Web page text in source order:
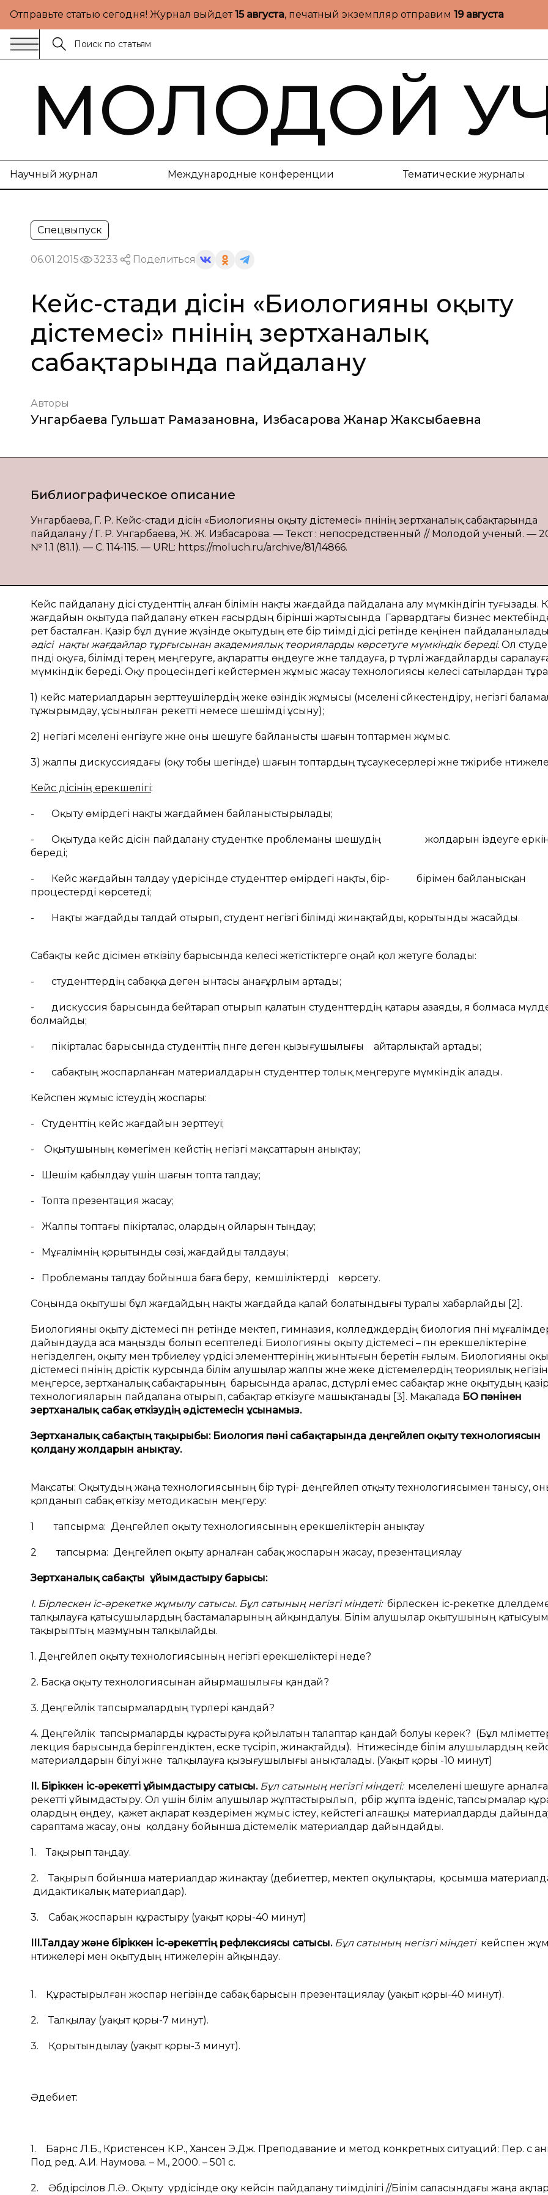
Отправьте статью сегодня! Журнал выйдет15 августа, печатный экземпляр отправим 19 августа
МОЛОДОЙ
Научный журнал Международные конференции Тематические журналы
Спецвыпуск
06.01.2015 3233 Поделиться
Кейс-стади әдісін «Биологияны оқыту
әдістемесі» пәнінің зертханалық
сабақтарында пайдалану
Авторы
Унгарбаева Гульшат Рамазановна, Избасарова Жанар Жаксыбаевна
Библиографическое описание
Унгарбаева, Г. Р. Кейс-стади әдісін «Биологияны оқыту әдістемесі» пәнінің зертханалық сабақтарында
пайдалану / Г. Р. Унгарбаева, Ж. Ж. Избасарова. — Текст : непосредственный // Молодой ученый. —
№ 1.1 (81.1). — С. 114-115. — URL: https://moluch.ru/archive/81/14866.
Кейс пайдалану әдісі студенттің алған білімін нақты жағдайда пайдалана алу мүмкіндігін туғызады.
жағдайын оқытуда пайдалану өткен ғасырдың бірінші жартысында Гарвардтағы бизнес
рет басталған. Қазір бұл дүние жүзінде оқытудың өте бір тиімді әдісі ретінде кеңінен пайдаланылады
әдісі нақты жағдайлар тұрғысынан академиялық теорияларды көрсетуге мүмкіндік береді. Ол
пәнді оқуға, білімді терең меңгеруге, ақпаратты өңдеуге және талдауға, әр түрлі жағдайларды
мүмкіндік береді. Оқу процесіндегі кейстермен жұмыс жасау технологиясы келесі сатылардан
1) кейс материалдарын зерттеушілердің жеке өзіндік жұмысы (мәселені сәйкестендіру, негізгі
тұжырымдау, ұсынылған әрекетті немесе шешімді ұсыну);
2) негізгі мәселені енгізуге және оны шешуге байланысты шағын топтармен жұмыс.
3) жалпы дискуссиядағы (оқу тобы шегінде) шағын топтардың тұсаукесерлері және тәжірибе
Кейс әдісінің ерекшелігі:
- Оқыту өмірдегі нақты жағдаймен байланыстырылады;
- Оқытуда кейс әдісін пайдалану студентке проблеманы шешудің жолдарын іздеуге
береді;
- Кейс жағдайын талдау үдерісінде студенттер өмірдегі нақты, бір- бірімен байланысқан
процестерді көрсетеді;
- Нақты жағдайды талдай отырып, студент негізгі білімді жинақтайды, қорытынды жасайды.
Сабақты кейс әдісімен өткізілу барысында келесі жетістіктерге оңай қол жетуге болады:
- студенттердің сабаққа деген ынтасы анағұрлым артады;
- дискуссия барысында бейтарап отырып қалатын студенттердің қатары азаяды, я болмаса
болмайды;
- пікірталас барысында студенттің пәнге деген қызығушылығы айтарлықтай артады;
- сабақтың жоспарланған материалдарын студенттер толық меңгеруге мүмкіндік алады.
Кейспен жұмыс істеудің жоспары:
- Студенттің кейс жағдайын зерттеуі;
- Оқытушының көмегімен кейстің негізгі мақсаттарын анықтау;
- Шешім қабылдау үшін шағын топта талдау;
- Топта презентация жасау;
- Жалпы топтағы пікірталас, олардың ойларын тыңдау;
- Мұғалімнің қорытынды сөзі, жағдайды талдауы;
- Проблеманы талдау бойынша баға беру, кемшіліктерді көрсету.
Соңында оқытушы бұл жағдайдың нақты жағдайда қалай болатындығы туралы хабарлайды [2].
Биологияны оқыту әдістемесі пән ретінде мектеп, гимназия, колледждердің биология пәні
дайындауда аса маңызды болып есептеледі. Биологияны оқыту әдістемесі – пән ерекшеліктеріне
негізделген, оқыту мен тәрбиелеу үрдісі элементтерінің жиынтығын беретін ғылым. Биологияны
әдістемесі пәнінің дәрістік курсында білім алушылар жалпы және жеке әдістемелердің теориялық негізін
меңгерсе, зертханалық сабақтарының барысында аралас, дәстүрлі емес сабақтар және оқытудың
технологияларын пайдалана отырып, сабақтар өткізуге машықтанады [3]. Мақалада БОӘ пәнінен
зертханалық сабақ өткізудің әдістемесін ұсынамыз.
Зертханалық сабақтың тақырыбы: Биология пәні сабақтарында деңгейлеп оқыту технологиясын
қолдану жолдарын анықтау.
Мақсаты: Оқытудың жаңа технологиясының бір түрі- деңгейлеп отқыту технологиясымен танысу,
қолданып сабақ өткізу методикасын меңгеру:
1 тапсырма: Деңгейлеп оқыту технологиясының ерекшеліктерін анықтау
2 тапсырма: Деңгейлеп оқыту арналған сабақ жоспарын жасау, презентациялау
Зертханалық сабақты ұйымдастыру барысы:
І. Бірлескен іс-әрекетке жұмылу сатысы. Бұл сатының негізгі міндеті: бірлескен іс-әрекетке
талқылауға қатысушылардың бастамаларының айқындалуы. Білім алушылар оқытушының
тақырыптың мазмұнын талқылайды.
1. Деңгейлеп оқыту технологиясының негізгі ерекшеліктері неде?
2. Басқа оқыту технологиясынан айырмашылығы қандай?
3. Деңгейлік тапсырмалардың түрлері қандай?
4. Деңгейлік тапсырмаларды құрастыруға қойылатын талаптар қандай болуы керек? (Бұл
лекция барысында берілгендіктен, еске түсіріп, жинақтайды). Нәтижесінде білім алушылардың
материалдарын білуі және талқылауға қызығушылығы анықталады. (Уақыт қоры -10 минут)
ІІ. Біріккен іс-әрекетті ұйымдастыру сатысы. Бұл сатының негізгі міндеті:мәселелені шешуге
әрекетті ұйымдастыру. Ол үшін білім алушылар жұптастырылып, әрбір жұпта ізденіс, тапсырмалар
олардың өңдеу, қажет ақпарат көздерімен жұмыс істеу, кейстегі алғашқы материалдарды
сараптама жасау, oны қолдану бойынша әдістемелік материалдар дайындайды.
1. Тақырып таңдау.
2. Тақырып бойынша материалдар жинақтау (әдебиеттер, мектеп оқулықтары, қосымша
дидактикалық материалдар).
3. Сабақ жоспарын құрастыру (уақыт қоры-40 минут)
ІІІ.Талдау және біріккен іс-әрекеттің рефлексиясы сатысы. Бұл сатының негізгі міндетікейспен
нәтижелері мен оқытудың нәтижелерін айқындау.
1. Құрастырылған жоспар негізінде сабақ барысын презентациялау (уақыт қоры-40 минут).
2. Талқылау (уақыт қоры-7 минут).
3. Қорытындылау (уақыт қоры-3 минут).
Әдебиет:
1. Барнс Л.Б., Кристенсен К.Р., Хансен Э.Дж. Преподавание и метод конкретных ситуаций: Пер. с
Под ред. А.И. Наумова. – М., 2000. – 501 с.
2. Әбдірәсілов Л.Ә.. Оқыту үрдісінде оқу кейсін пайдалану тиімділігі //Білім саласындағы жаңа